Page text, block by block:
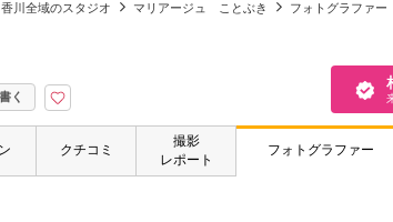
香川全域のスタジオ マリアージュ ことぶき フォトグラファー
く
クチコミ
撮影
レポート
フォトグラファー